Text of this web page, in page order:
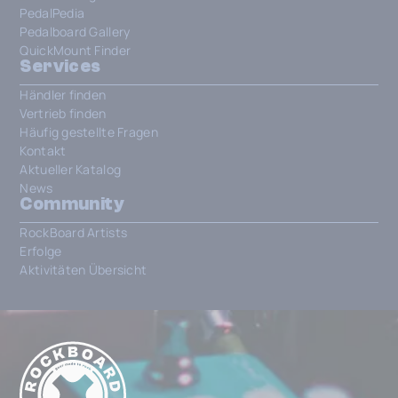
PedalPedia
Pedalboard Gallery
QuickMount Finder
Services
Händler finden
Vertrieb finden
Häufig gestellte Fragen
Kontakt
Aktueller Katalog
News
Community
RockBoard Artists
Erfolge
Aktivitäten Übersicht